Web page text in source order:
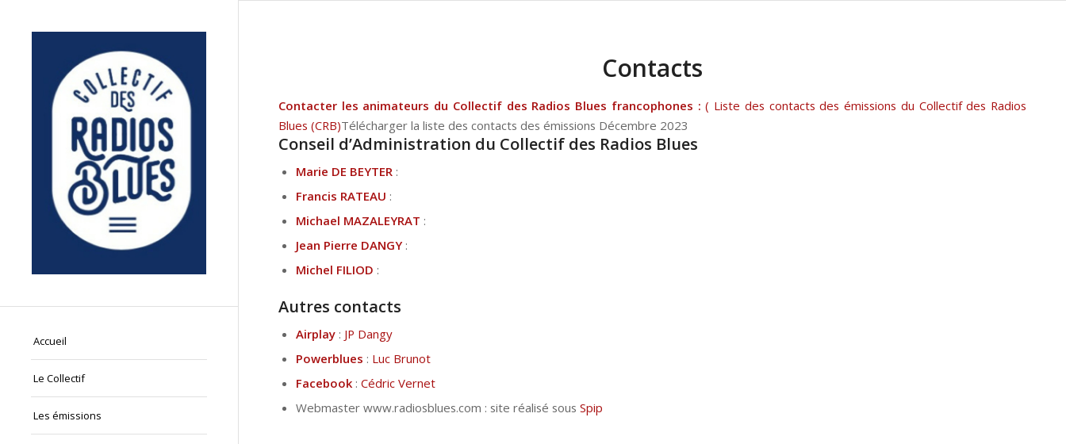
Accueil
Le Collectif
Les émissions
Contacts
Contacter les animateurs du Collectif des Radios Blues francophones : ( Liste des contacts des émissions du Collectif des Radios
Blues (CRB)Télécharger la liste des contacts des émissions Décembre 2023
Conseil d’Administration du Collectif des Radios Blues
Marie DE BEYTER:
Francis RATEAU :
Michael MAZALEYRAT :
Jean Pierre DANGY:
Michel FILIOD :
Autres contacts
Airplay: JP Dangy
Powerblues : Luc Brunot
Facebook: Cédric Vernet
Webmaster www.radiosblues.com : site réalisé sous Spip